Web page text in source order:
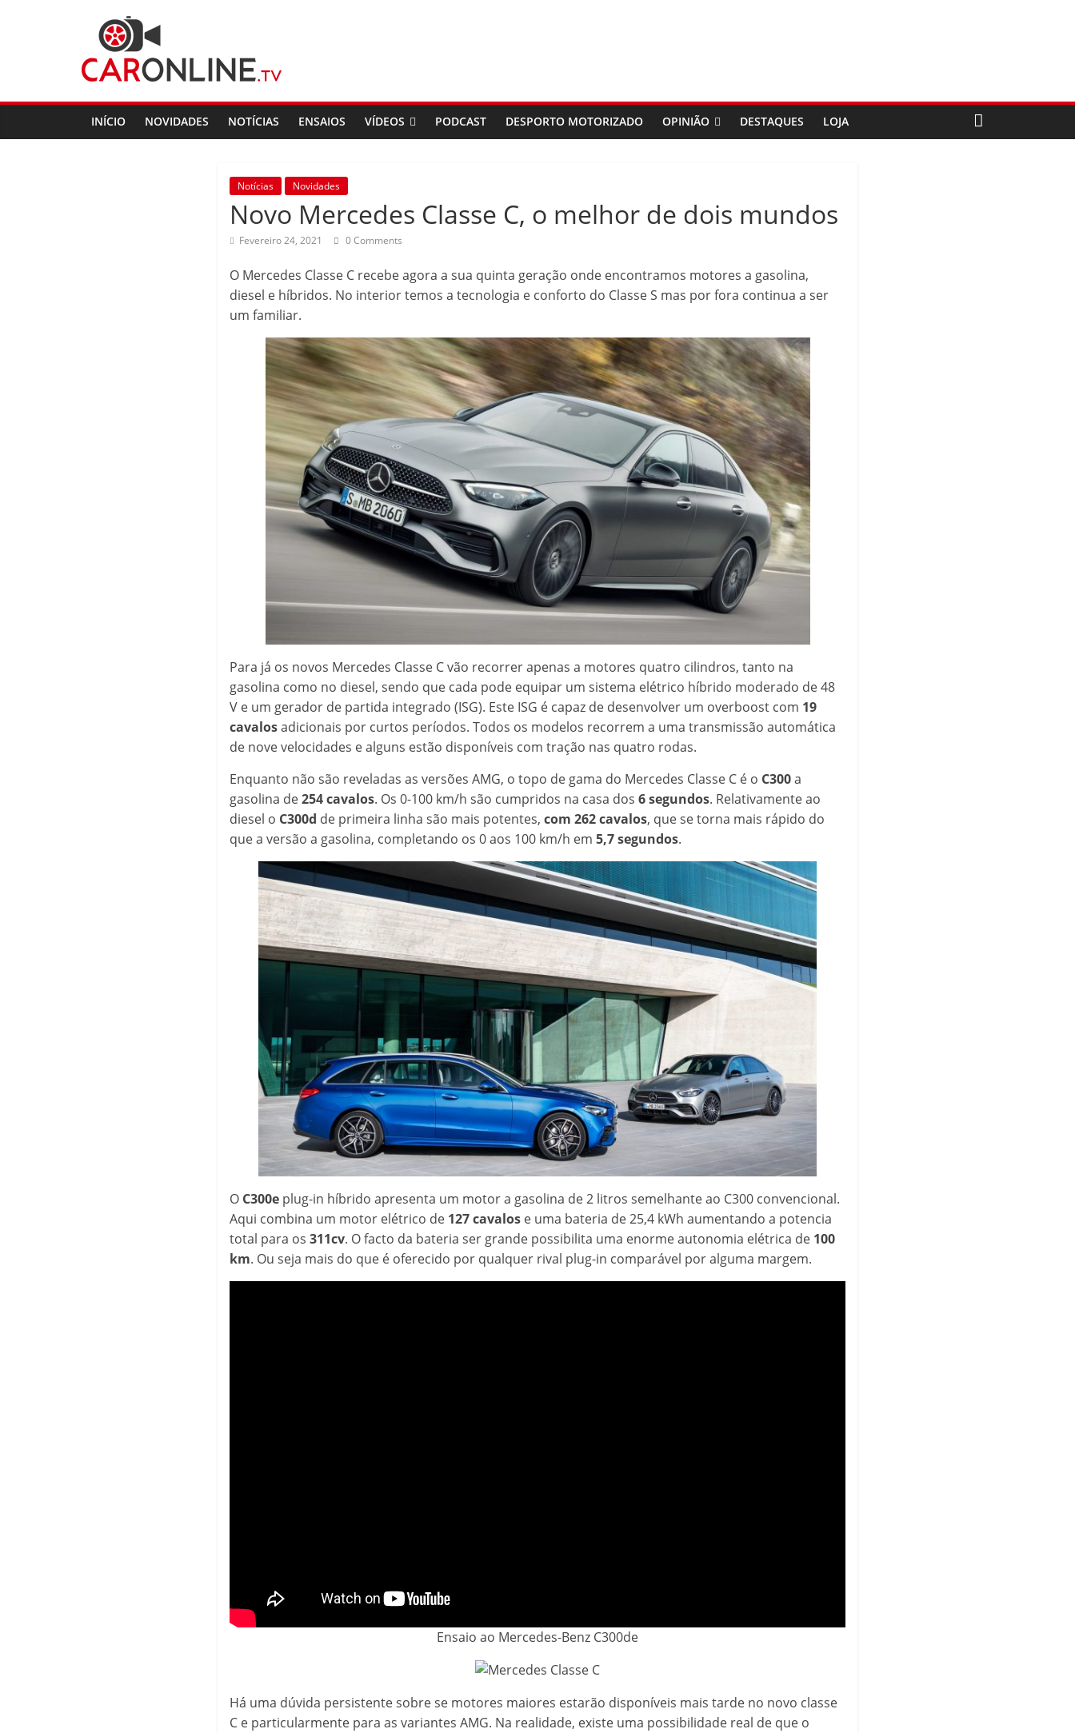
CarOnline.TV
CarOnline.TV
Ensaios
Automóvel
INÍCIO NOVIDADES NOTÍCIAS ENSAIOS VÍDEOS PODCAST DESPORTO MOTORIZADO OPINIÃO DESTAQUES LOJA
Notícias Novidades
Novo Mercedes Classe C, o melhor de dois mundos
Fevereiro 24, 2021 0 Comments
O Mercedes Classe C recebe agora a sua quinta geração onde encontramos motores a gasolina,
diesel e híbridos. No interior temos a tecnologia e conforto do Classe S mas por fora continua a ser
um familiar.
Para já os novos Mercedes Classe C vão recorrer apenas a motores quatro cilindros, tanto na
gasolina como no diesel, sendo que cada pode equipar um sistema elétrico híbrido moderado de 48
V e um gerador de partida integrado (ISG). Este ISG é capaz de desenvolver um overboost com 19
cavalosadicionais por curtos períodos. Todos os modelos recorrem a uma transmissão automática
de nove velocidades e alguns estão disponíveis com tração nas quatro rodas.
Enquanto não são reveladas as versões AMG, o topo de gama do Mercedes Classe C é o C300a
gasolina de254cavalos. Os 0-100 km/h são cumpridos na casa dos 6 segundos. Relativamente ao
diesel o C300d de primeira linha são mais potentes, com 262 cavalos, que se torna mais rápido do
que a versão a gasolina, completando os 0 aos 100 km/h em 5,7 segundos.
O C300e plug-in híbrido apresenta um motor a gasolina de 2 litros semelhante ao C300 convencional.
Aqui combina um motor elétrico de 127 cavalos e uma bateria de 25,4 kWh aumentando a potencia
total para os 311cv. O facto da bateria ser grande possibilita uma enorme autonomia elétrica de 100
km. Ou seja mais do que é oferecido por qualquer rival plug-in comparável por alguma margem.
Ensaio ao Mercedes-Benz C300de
Há uma dúvida persistente sobre se motores maiores estarão disponíveis mais tarde no novo classe
C e particularmente para as variantes AMG. Na realidade, existe uma possibilidade real de que o